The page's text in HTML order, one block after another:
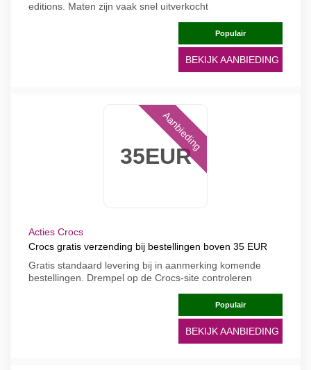
editions. Maten zijn vaak snel uitverkocht
Populair
BEKIJK AANBIEDING
35EUR
Aanbieding
Acties Crocs
Crocs gratis verzending bij bestellingen boven 35 EUR
Gratis standaard levering bij in aanmerking komende
bestellingen. Drempel op de Crocs-site controleren
Populair
BEKIJK AANBIEDING